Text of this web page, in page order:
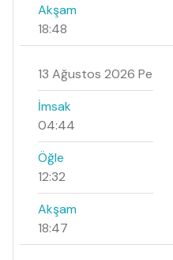
Akşam
18:48
13 Ağustos 2026 Pe
İmsak
04:44
Öğle
12:32
Akşam
18:47